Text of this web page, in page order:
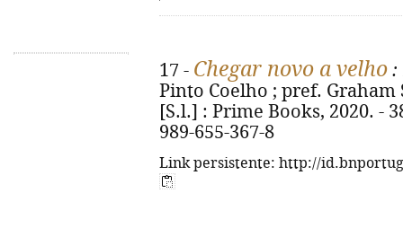
17 - Chegar novo a velho :
Pinto Coelho ; pref. Graham
[S.l.] : Prime Books, 2020. -
989-655-367-8
Link persistente: http://